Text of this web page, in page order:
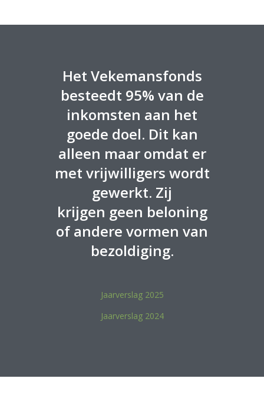
Het Vekemansfonds
besteedt 95% van de
inkomsten aan het
goede doel. Dit kan
alleen maar omdat er
met vrijwilligers wordt
gewerkt. Zij
krijgen geen beloning
of andere vormen van
bezoldiging.
Jaarverslag 2025
Jaarverslag 2024